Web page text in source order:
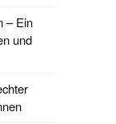
– Ein
und